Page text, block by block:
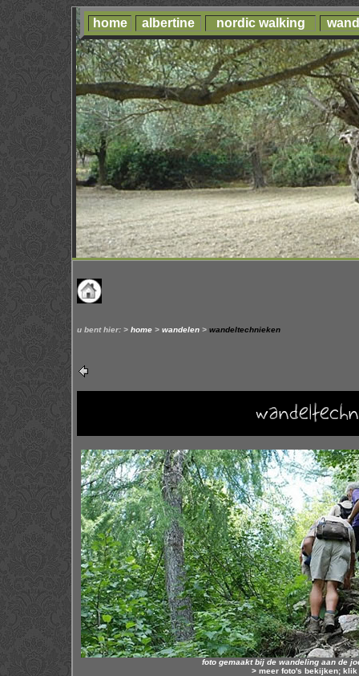
home albertine nordic walking
u bent hier: > home > wandelen > wandeltechnieken
foto gemaakt bij de wandeling aan de
> meer foto's bekijken; klik